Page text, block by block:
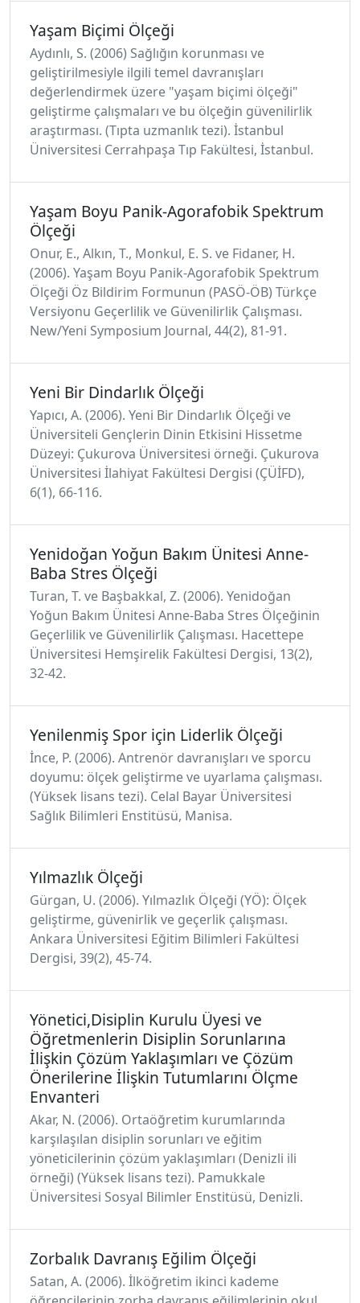
Yaşam Biçimi Ölçeği
Aydınlı, S. (2006) Sağlığın korunması ve
geliştirilmesiyle ilgili temel davranışları
değerlendirmek üzere "yaşam biçimi ölçeği"
geliştirme çalışmaları ve bu ölçeğin güvenilirlik
araştırması. (Tıpta uzmanlık tezi). İstanbul
Üniversitesi Cerrahpaşa Tıp Fakültesi, İstanbul.
Yaşam Boyu Panik-Agorafobik Spektrum
Ölçeği
Onur, E., Alkın, T., Monkul, E. S. ve Fidaner, H.
(2006). Yaşam Boyu Panik-Agorafobik Spektrum
Ölçeği Öz Bildirim Formunun (PASÖ-ÖB) Türkçe
Versiyonu Geçerlilik ve Güvenilirlik Çalışması.
New/Yeni Symposium Journal, 44(2), 81-91.
Yeni Bir Dindarlık Ölçeği
Yapıcı, A. (2006). Yeni Bir Dindarlık Ölçeği ve
Üniversiteli Gençlerin Dinin Etkisini Hissetme
Düzeyi: Çukurova Üniversitesi örneği. Çukurova
Üniversitesi İlahiyat Fakültesi Dergisi (ÇÜİFD),
6(1), 66-116.
Yenidoğan Yoğun Bakım Ünitesi Anne-
Baba Stres Ölçeği
Turan, T. ve Başbakkal, Z. (2006). Yenidoğan
Yoğun Bakım Ünitesi Anne-Baba Stres Ölçeğinin
Geçerlilik ve Güvenilirlik Çalışması. Hacettepe
Üniversitesi Hemşirelik Fakültesi Dergisi, 13(2),
32-42.
Yenilenmiş Spor için Liderlik Ölçeği
İnce, P. (2006). Antrenör davranışları ve sporcu
doyumu: ölçek geliştirme ve uyarlama çalışması.
(Yüksek lisans tezi). Celal Bayar Üniversitesi
Sağlık Bilimleri Enstitüsü, Manisa.
Yılmazlık Ölçeği
Gürgan, U. (2006). Yılmazlık Ölçeği (YÖ): Ölçek
geliştirme, güvenirlik ve geçerlik çalışması.
Ankara Üniversitesi Eğitim Bilimleri Fakültesi
Dergisi, 39(2), 45-74.
Yönetici,Disiplin Kurulu Üyesi ve
Öğretmenlerin Disiplin Sorunlarına
İlişkin Çözüm Yaklaşımları ve Çözüm
Önerilerine İlişkin Tutumlarını Ölçme
Envanteri
Akar, N. (2006). Ortaöğretim kurumlarında
karşılaşılan disiplin sorunları ve eğitim
yöneticilerinin çözüm yaklaşımları (Denizli ili
örneği) (Yüksek lisans tezi). Pamukkale
Üniversitesi Sosyal Bilimler Enstitüsü, Denizli.
Zorbalık Davranış Eğilim Ölçeği
Satan, A. (2006). İlköğretim ikinci kademe